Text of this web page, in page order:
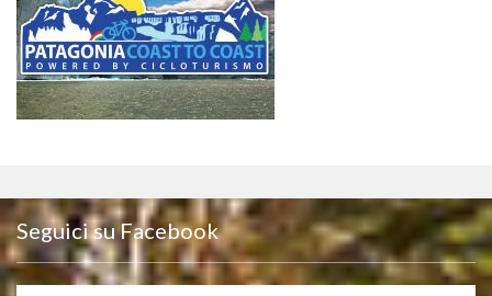
Seguici su Facebook